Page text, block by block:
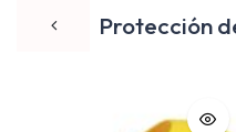
Protección